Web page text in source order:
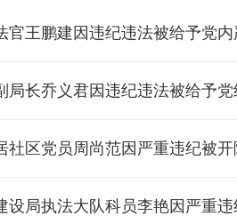
官王鹏建因违纪违法被给予党
局长乔义君因违纪违法被给予
社区党员周尚范因严重违纪被
设局执法大队科员李艳因严重